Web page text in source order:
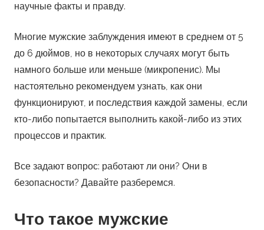
научные факты и правду.
Многие мужские заблуждения имеют в среднем от 5
до 6 дюймов, но в некоторых случаях могут быть
намного больше или меньше (микропенис). Мы
настоятельно рекомендуем узнать, как они
функционируют, и последствия каждой замены, если
кто-либо попытается выполнить какой-либо из этих
процессов и практик.
Все задают вопрос: работают ли они? Они в
безопасности? Давайте разберемся.
Что такое мужские